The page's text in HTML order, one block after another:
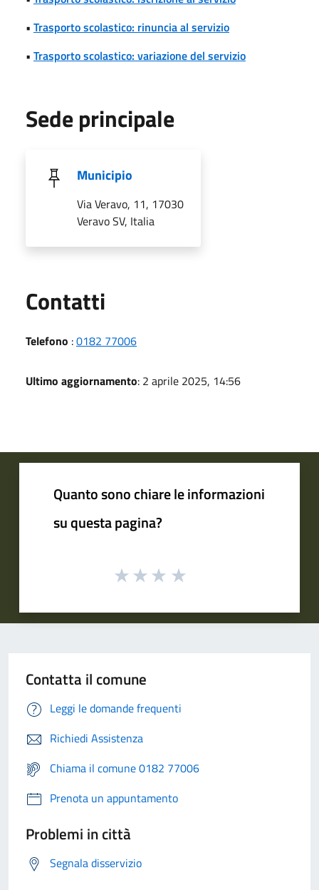
• Trasporto scolastico: rinuncia al servizio
• Trasporto scolastico: variazione del servizio
Sede principale
Municipio
Via Veravo, 11, 17030
Veravo SV, Italia
Contatti
Telefono :0182 77006
Ultimo aggiornamento: 2 aprile 2025, 14:56
Quanto sono chiare le informazioni
su questa pagina?
Contatta il comune
Leggi le domande frequenti
Richiedi Assistenza
Chiama il comune 0182 77006
Prenota un appuntamento
Problemi in città
Segnala disservizio